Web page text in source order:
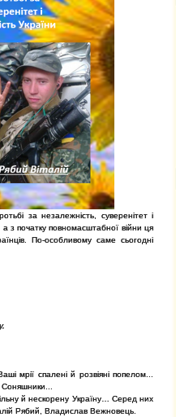
за незалежність, суверенітет і
з початку повномасштабної війни ця
По-особливому саме сьогодні
мрії спалені й розвіяні попелом...
й нескорену Україну… Серед них
Рябий, Владислав Вежновець.